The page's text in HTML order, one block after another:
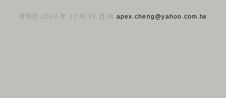
發佈於 2019 年 10 月 29 日 由 apex.cheng@yahoo.com.tw